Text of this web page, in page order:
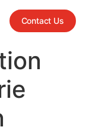
Contact Us